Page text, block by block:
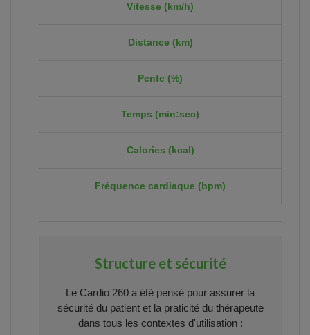
Vitesse (km/h)
Distance (km)
Pente (%)
Temps (min:sec)
Calories (kcal)
Fréquence cardiaque (bpm)
Structure et sécurité
Le Cardio 260 a été pensé pour assurer la
sécurité du patient et la praticité du thérapeute
dans tous les contextes d'utilisation :